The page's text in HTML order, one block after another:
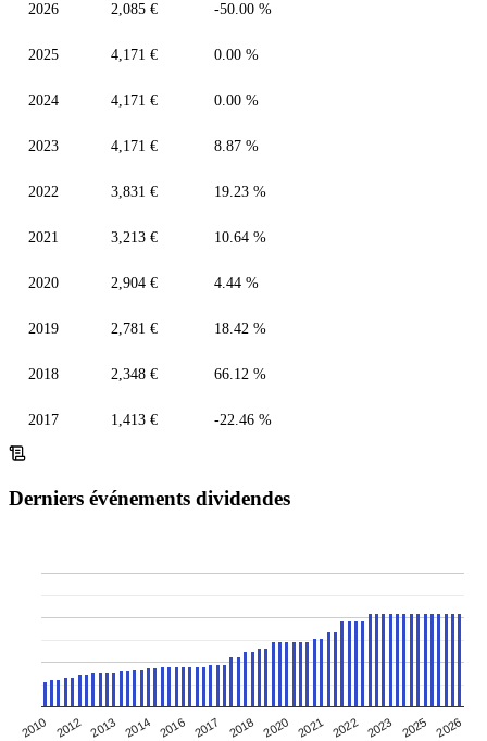
2026 2,085 € -50.00 %
2025 4,171 € 0.00 %
2024 4,171 € 0.00 %
2023 4,171 € 8.87 %
2022 3,831 € 19.23 %
2021 3,213 € 10.64 %
2020 2,904 € 4.44 %
2019 2,781 € 18.42 %
2018 2,348 € 66.12 %
2017 1,413 € -22.46 %
Derniers événements dividendes
2010 2012 2013 2014 2016 2017 2018 2020 2021 2022 2023 2025 2026